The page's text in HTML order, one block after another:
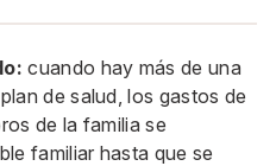
cuando hay más de una
de salud, los gastos de
de la familia se
familiar hasta que se